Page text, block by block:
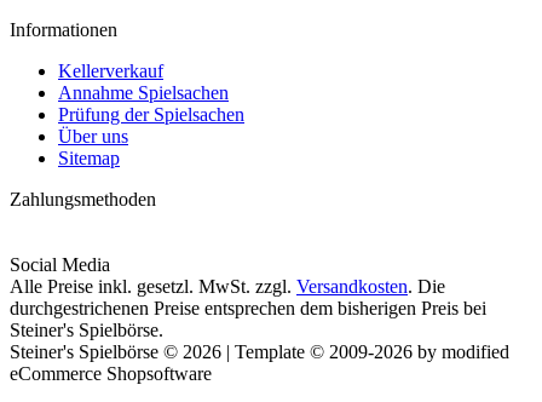
Informationen
Kellerverkauf
Annahme Spielsachen
Prüfung der Spielsachen
Über uns
Sitemap
Zahlungsmethoden
Social Media
Alle Preise inkl. gesetzl. MwSt. zzgl. Versandkosten. Die
durchgestrichenen Preise entsprechen dem bisherigen Preis bei
Steiner's Spielbörse.
Steiner's Spielbörse © 2026 | Template © 2009-2026 by modified
eCommerce Shopsoftware